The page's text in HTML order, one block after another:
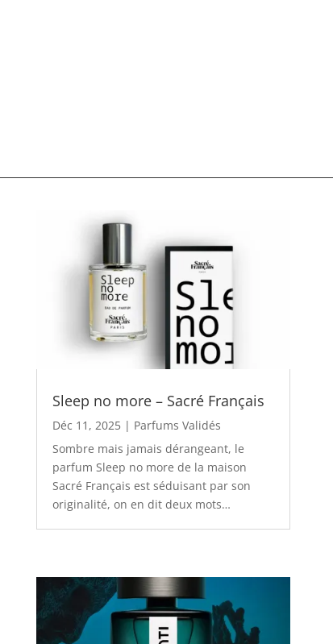
Sleep no more – Sacré Français
Déc 11, 2025| Parfums Validés
Sombre mais jamais dérangeant, le
parfum Sleep no more de la maison
Sacré Français est séduisant par son
originalité, on en dit deux mots…